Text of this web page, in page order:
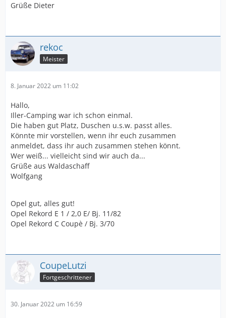
Grüße Dieter
rekoc
Meister
8. Januar 2022 um 11:02
Hallo,
Iller-Camping war ich schon einmal.
Die haben gut Platz, Duschen u.s.w. passt alles.
Könnte mir vorstellen, wenn ihr euch zusammen
anmeldet, dass ihr auch zusammen stehen könnt.
Wer weiß... vielleicht sind wir auch da...
Grüße aus Waldaschaff
Wolfgang
Opel gut, alles gut!
Opel Rekord E 1 / 2,0 E/ Bj. 11/82
Opel Rekord C Coupè / Bj. 3/70
CoupeLutzi
Fortgeschrittener
30. Januar 2022 um 16:59